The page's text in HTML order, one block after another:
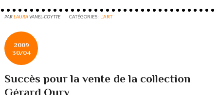
PARLAURAVANEL-COYTTE CATÉGORIES : L'ART
2009
30/04
Succès pour la vente de la collection
Gérard Oury